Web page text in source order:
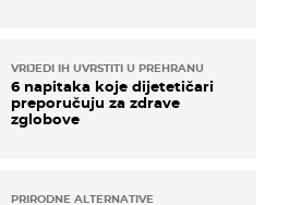
VRIJEDI IH UVRSTITI U PREHRANU
6 napitaka koje dijetetičari
preporučuju za zdrave
zglobove
PRIRODNE ALTERNATIVE